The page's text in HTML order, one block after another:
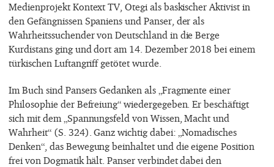
Medienprojekt Kontext TV, Otegi als baskischer Aktivist in
den Gefängnissen Spaniens und Panser, der als
Wahrheitssuchender von Deutschland in die Berge
Kurdistans ging und dort am 14. Dezember 2018 bei einem
türkischen Luftangriff getötet wurde.
Im Buch sind Pansers Gedanken als „Fragmente einer
Philosophie der Befreiung“ wiedergegeben. Er beschäftigt
sich mit dem „Spannungsfeld von Wissen, Macht und
Wahrheit“ (S. 324). Ganz wichtig dabei: „Nomadisches
Denken“, das Bewegung beinhaltet und die eigene Position
frei von Dogmatik hält. Panser verbindet dabei den